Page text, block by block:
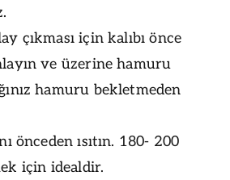
çıkması için kalıbı önce
ve üzerine hamuru
hamuru bekletmeden
önceden ısıtın. 180- 200
için idealdir.